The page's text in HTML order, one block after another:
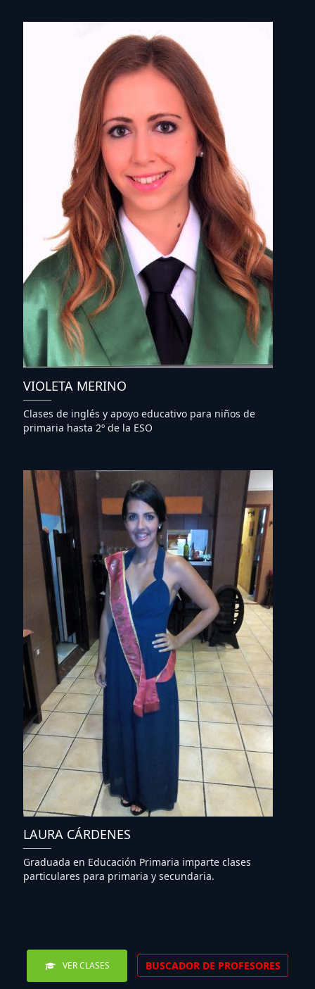
VIOLETA MERINO
Clases de inglés y apoyo educativo para niños de
primaria hasta 2º de la ESO
LAURA CÁRDENES
Graduada en Educación Primaria imparte clases
particulares para primaria y secundaria.
VER CLASES BUSCADOR DE PROFESORES